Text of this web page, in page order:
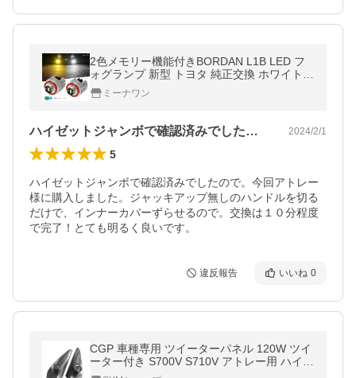
2色メモリー機能付きBORDAN L1B LED フ
ォグランプ 新型 トヨタ 純正交換 ホワイト/
イエロー 2色切り替え メモリー機能 爆光 1
ミーナワン
ハイゼットジャンボで確認済みでしたので… 2024/2/1
5
ハイゼットジャンボで確認済みでしたので。今回アトレー
様に購入しました。ジャッキアップ無しのハンドルを切る
だけで、インナーカバーずらせるので。交換は１０分程度
で完了！とても明るく良いです。
違反報告 いいね 0
CGP 車種専用 ツイーターパネル 120W ツイ
ーター付き S700V S710V アトレー用 ハイゼ
ットカーゴ用 左右セット CGP-5762MA